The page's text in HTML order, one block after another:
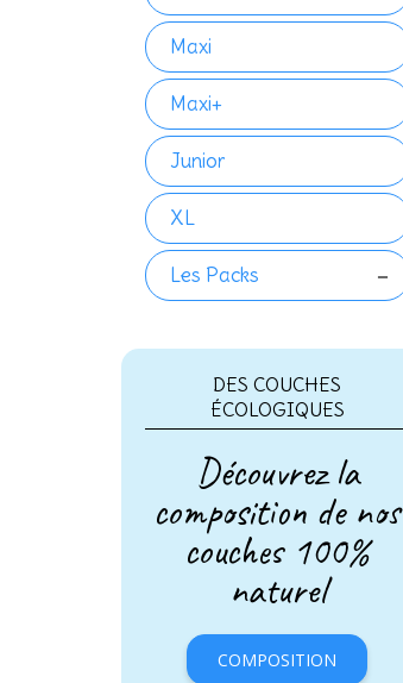
Maxi
Maxi+
Junior
XL
Les Packs 
DES COUCHES
ÉCOLOGIQUES
Découvrez la
composition de nos
couches 100%
naturel
COMPOSITION